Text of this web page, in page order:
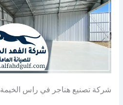
شركة تصنيع هناجر في راس الخيمة